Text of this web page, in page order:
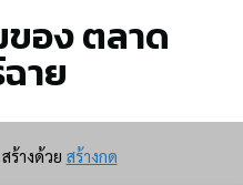
อง ตลาด
าย
สร้างด้วย สร้างกด